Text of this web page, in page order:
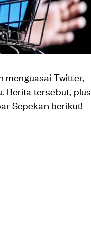
menguasai Twitter,
Berita tersebut, plus
Sepekan berikut!